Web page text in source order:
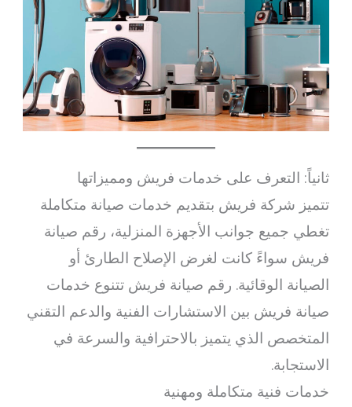
ثانياً: التعرف على خدمات فريش ومميزاتها
تتميز شركة فريش بتقديم خدمات صيانة متكاملة
تغطي جميع جوانب الأجهزة المنزلية، رقم صيانة
فريش سواءً كانت لغرض الإصلاح الطارئ أو
الصيانة الوقائية. رقم صيانة فريش تتنوع خدمات
صيانة فريش بين الاستشارات الفنية والدعم التقني
المتخصص الذي يتميز بالاحترافية والسرعة في
الاستجابة.
خدمات فنية متكاملة ومهنية